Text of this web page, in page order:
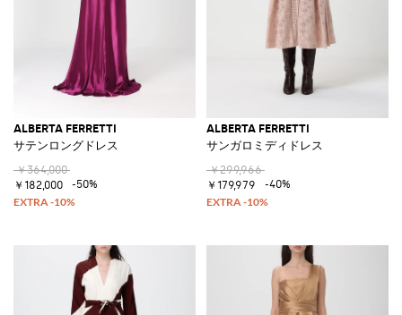
ALBERTA FERRETTI
サテンロングドレス
￥364,000
￥182,000
-50%
ALBERTA FERRETTI
サンガロミディドレス
￥299,966
￥179,979
-40%